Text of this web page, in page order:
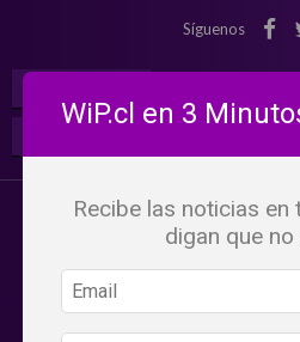
Síguenos
WiP.cl en 3
Recibe las noticias en
digan que